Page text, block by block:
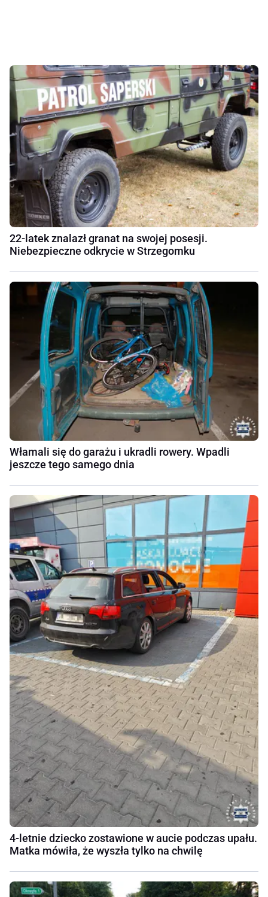
22-latek znalazł granat na swojej posesji.
Niebezpieczne odkrycie w Strzegomku
Włamali się do garażu i ukradli rowery. Wpadli
jeszcze tego samego dnia
4-letnie dziecko zostawione w aucie podczas upału.
Matka mówiła, że wyszła tylko na chwilę